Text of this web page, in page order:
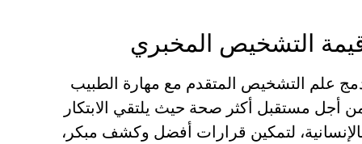
التشخيص المخبري
علم التشخيص المتقدم مع مهارة الطبيب
أجل مستقبل أكثر صحة حيث يلتقي الابتكار
لتمكين قرارات أفضل وكشف مبكر،